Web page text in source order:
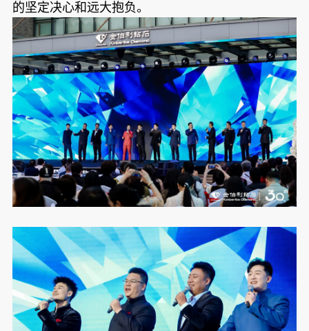
的坚定决心和远大抱负。